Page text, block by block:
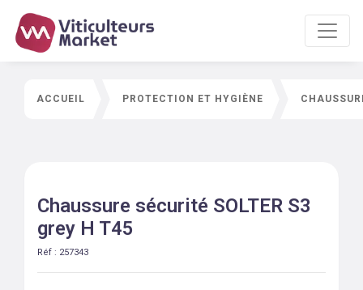
ACCUEIL PROTECTION ET HYGIÈNE
Chaussure sécurité SOLTER S3
grey H T45
Réf : 257343